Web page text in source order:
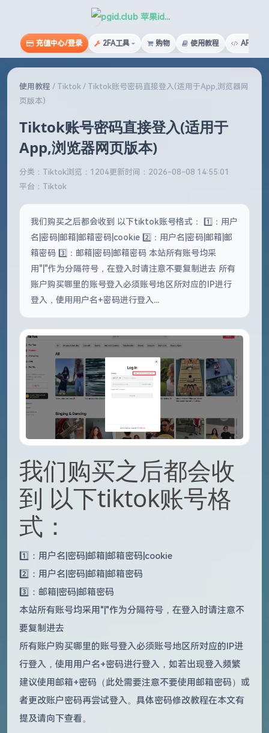
pgid.club 苹果id俱乐部
充值中心/登录 2FA工具 购物 使用教程 API文档
使用教程 / Tiktok / Tiktok账号密码直接登入(适用于App,浏览器网
页版本)
Tiktok账号密码直接登入(适用于
App,浏览器网页版本)
分类：Tiktok浏览：1204更新时间：2026-08-08 14:55:01
平台：Tiktok
我们购买之后都会收到 以下tiktok账号格式： 1️⃣：用户
名|密码|邮箱|邮箱密码|cookie 2️⃣：用户名|密码|邮箱|邮
箱密码 3️⃣：邮箱|密码|邮箱密码 本站所有账号均采
用"|"作为分隔符号，在登入时请注意不要复制进去 所有
账户购买哪里的账号登入必须账号地区所对应的IP进行
登入，使用用户名+密码进行登入...
我们购买之后都会收
到 以下tiktok账号格
式：
1️⃣：用户名|密码|邮箱|邮箱密码|cookie
2️⃣：用户名|密码|邮箱|邮箱密码
3️⃣：邮箱|密码|邮箱密码
本站所有账号均采用"|"作为分隔符号，在登入时请注意不
要复制进去
所有账户购买哪里的账号登入必须账号地区所对应的IP进
行登入，使用用户名+密码进行登入，如若出现登入频繁
建议使用邮箱+密码（此处需要注意不要使用邮箱密码）或
者更改账户密码再尝试登入。具体密码修改教程在本文有
提及请向下查看。